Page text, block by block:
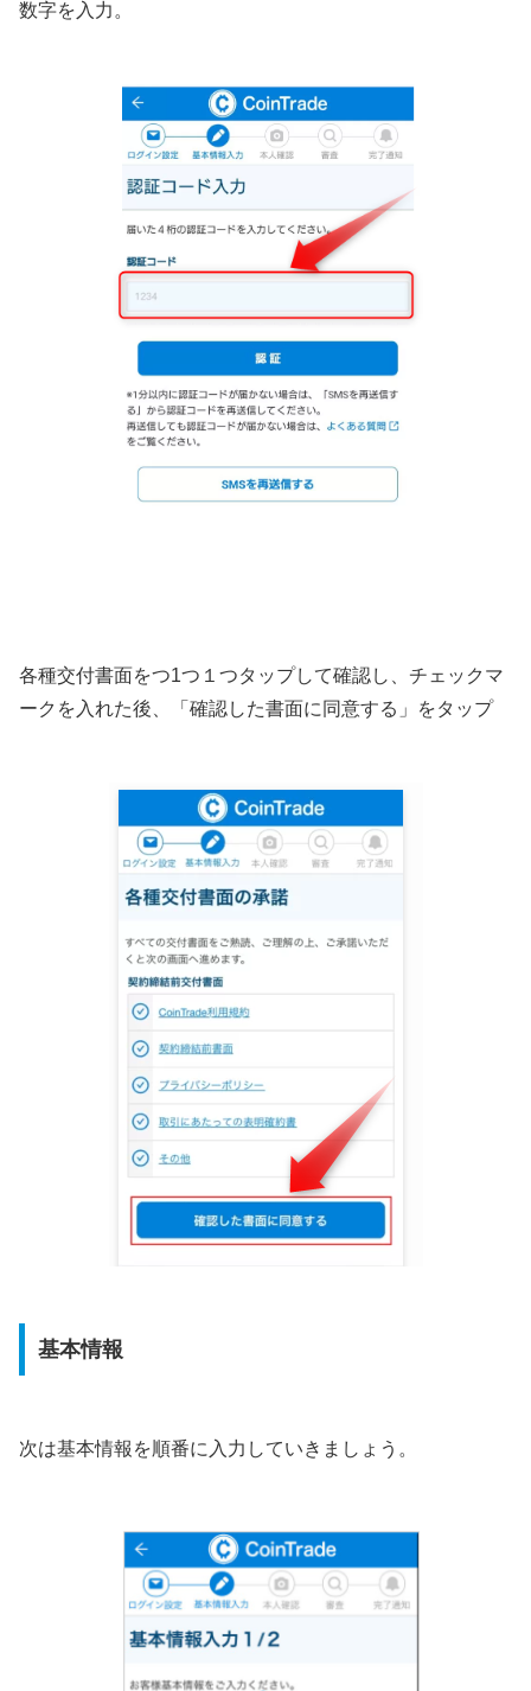
数字を入力。
各種交付書面をつ1つ１つタップして確認し、チェックマ
ークを入れた後、「確認した書面に同意する」をタップ
基本情報
次は基本情報を順番に入力していきましょう。